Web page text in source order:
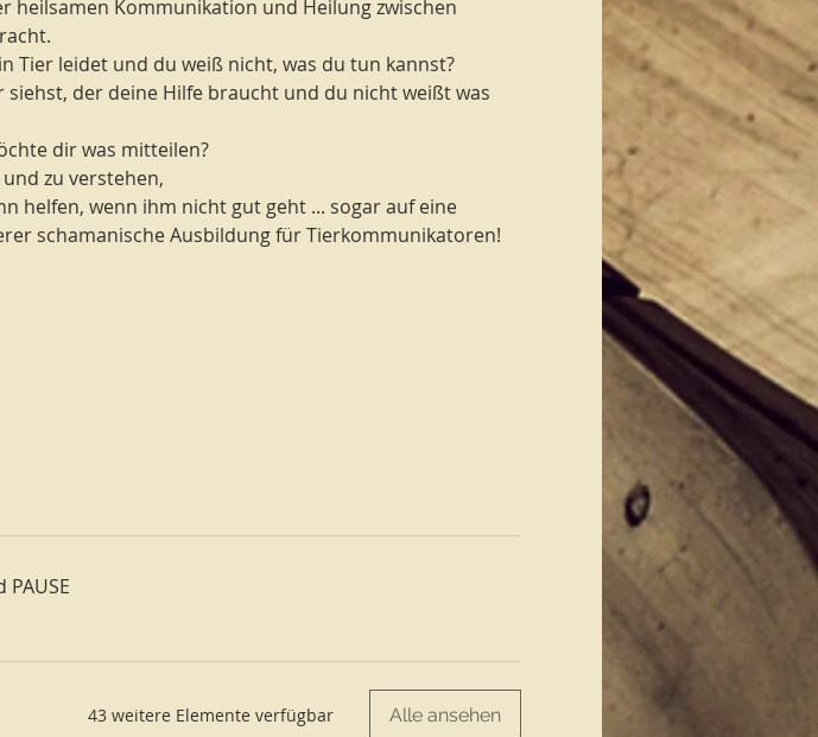
heilsamen Kommunikation und Heilung zwischen
Tier leidet und du weiß nicht, was du tun kannst?
der deine Hilfe braucht und du nicht weißt was
dir was mitteilen?
zu verstehen,
helfen, wenn ihm nicht gut geht ... sogar auf eine
schamanische Ausbildung für Tierkommunikatoren!
PAUSE
43 weitere Elemente verfügbar Alle ansehen